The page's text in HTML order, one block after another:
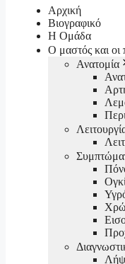
Αρχική
Βιογραφικό
Η Ομάδα
Ο μαστός και οι
Ανατομία